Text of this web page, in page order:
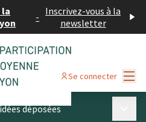
- Inscrivez-vous à la
newsletter
Se connecter
déposées